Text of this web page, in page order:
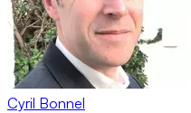
Cyril Bonnel